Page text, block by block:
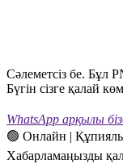
Сәлеметсіз бе. Бұл
Бүгін сізге қалай
WhatsApp арқылы
🟢 Онлайн |
Хабарламаңызды